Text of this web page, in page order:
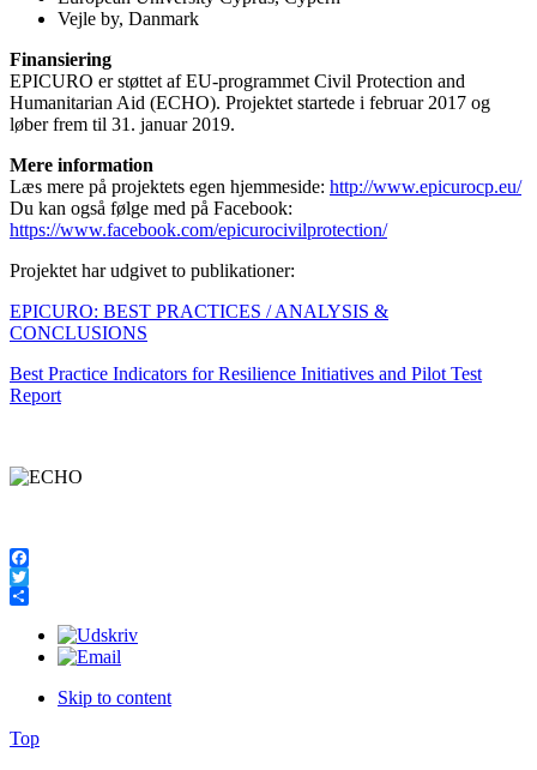
Vejle by, Danmark
Finansiering
EPICURO er støttet af EU-programmet Civil Protection and
Humanitarian Aid (ECHO). Projektet startede i februar 2017 og
løber frem til 31. januar 2019.
Mere information
Læs mere på projektets egen hjemmeside: http://www.epicurocp.eu/
Du kan også følge med på Facebook:
https://www.facebook.com/epicurocivilprotection/
Projektet har udgivet to publikationer:
EPICURO: BEST PRACTICES / ANALYSIS &
CONCLUSIONS
Best Practice Indicators for Resilience Initiatives and Pilot Test
Report
Facebook
Twitter
Skip to content
Top